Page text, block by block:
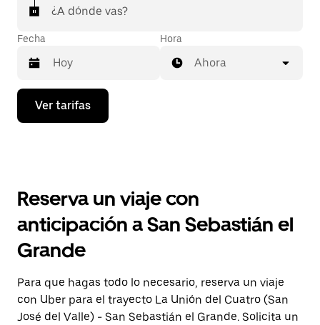
¿A dónde vas?
Fecha
Presiona
flecha
el
y
selecciona
una
Presiona
la
tecla Esc
para
Hora
Ahora
Ver tarifas
Reserva un viaje con
anticipación a San Sebastián el
Grande
Para que hagas todo lo necesario, reserva un viaje
con Uber para el trayecto La Unión del Cuatro (San
José del Valle) - San Sebastián el Grande. Solicita un